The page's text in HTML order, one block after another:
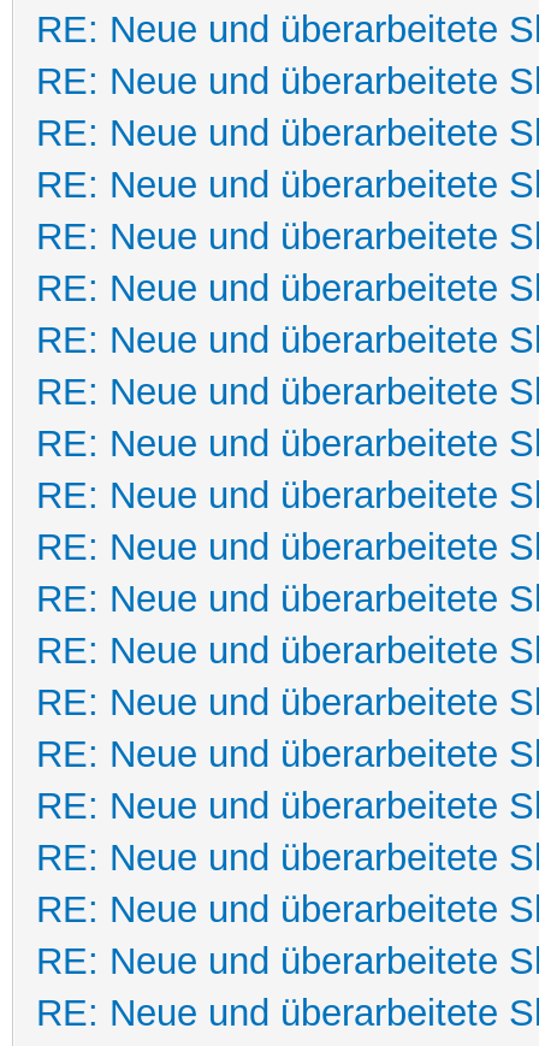
RE: Neue und überarbeitete
RE: Neue und überarbeitete
RE: Neue und überarbeitete
RE: Neue und überarbeitete
RE: Neue und überarbeitete
RE: Neue und überarbeitete
RE: Neue und überarbeitete
RE: Neue und überarbeitete
RE: Neue und überarbeitete
RE: Neue und überarbeitete
RE: Neue und überarbeitete
RE: Neue und überarbeitete
RE: Neue und überarbeitete
RE: Neue und überarbeitete
RE: Neue und überarbeitete
RE: Neue und überarbeitete
RE: Neue und überarbeitete
RE: Neue und überarbeitete
RE: Neue und überarbeitete
RE: Neue und überarbeitete